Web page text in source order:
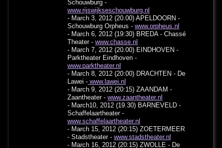
Schouwburg -
www.rijswijkseschouwburg.nl
- March 3, 2012 (20.00) APELDOORN -
Schouwburg Orpheus -www.orpheus.nl
- March 6, 2012 (19:30) BREDA - Chassé
Theater -www.chasse.nl
- March 7, 2012 (20.00) EINDHOVEN -
Parktheater Eindhoven -
www.parktheater.nl
- March 8, 2012 (20:00) DRACHTEN - De
Lawei - www.lawei.nl
- March 9, 2012 (20:15) ZAANDAM -
Zaantheater -www.zaantheater.nl
- March10, 2012 (19.30) BARNEVELD -
Schaffelaartheater -
www.schaffelaartheater.nl
- March 15, 2012 (20:15) ZOETERMEER
- Stadstheater -www.stadstheater.nl
- March 16, 2012 (20:15) ZWOLLE - De